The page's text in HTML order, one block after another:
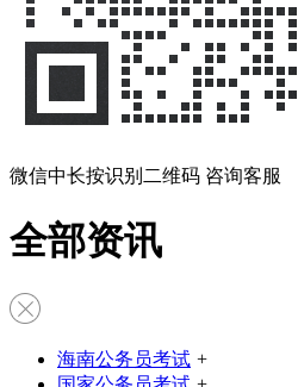
微信中长按识别二维码 咨询客服
全部资讯
海南公务员考试 +